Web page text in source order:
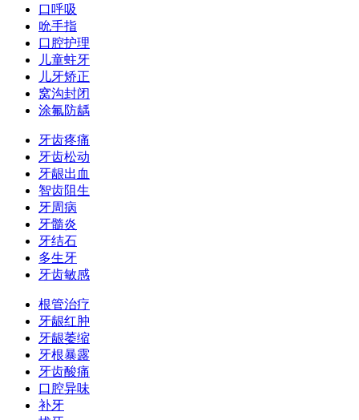
口呼吸
吮手指
口腔护理
儿童蛀牙
儿牙矫正
窝沟封闭
涂氟防龋
牙齿疼痛
牙齿松动
牙龈出血
智齿阻生
牙周病
牙髓炎
牙结石
多生牙
牙齿敏感
根管治疗
牙龈红肿
牙龈萎缩
牙根暴露
牙齿酸痛
口腔异味
补牙